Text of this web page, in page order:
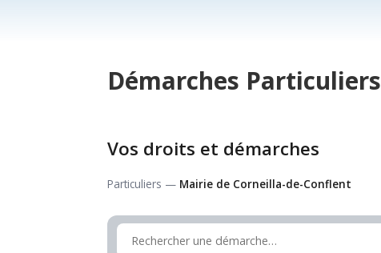
Démarches Particuliers
Vos droits et démarches
Particuliers — Mairie de Corneilla-de-Conflent